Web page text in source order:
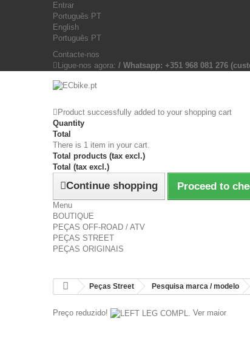
Entrar
Português PT
English
Português PT
Contacte-nos
Ligue-nos agora: / Whatsapp: +351 968 081 276
Product successfully added to your shopping cart
Quantity
Total
There is 1 item in your cart.
Total products (tax excl.)
Total (tax excl.)
Continue shopping Proceed to
Menu
BOUTIQUE
PEÇAS OFF-ROAD / ATV
PEÇAS STREET
PEÇAS ORIGINAIS
Peças Street Pesquisa marca / modelo
Preço reduzido! Ver maior